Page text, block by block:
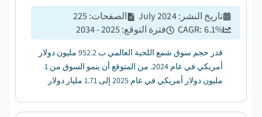
تاريخ النشر :
July 2024 الصفحات:
225
CAGR: 6.1% فترة التوقع:
2025 - 2034
قدر حجم سوق شمع اللحية العالمي ب 952.2 مليون دولار
أمريكي في عام 2024. من المتوقع أن ينمو السوق من 1
مليون دولار أمريكي في عام 2025 إلى 1.71 مليار دولار